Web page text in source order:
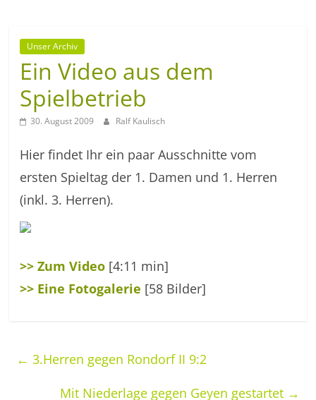
Unser Archiv
Ein Video aus dem
Spielbetrieb
30. August 2009 Ralf Kaulisch
Hier findet Ihr ein paar Ausschnitte vom
ersten Spieltag der 1. Damen und 1. Herren
(inkl. 3. Herren).
>> Zum Video [4:11 min]
>> Eine Fotogalerie [58 Bilder]
← 3.Herren gegen Rondorf II 9:2
Mit Niederlage gegen Geyen gestartet →